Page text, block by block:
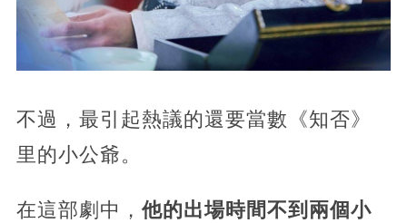
不過，最引起熱議的還要當數《知否》
里的小公爺。
在這部劇中， 他的出場時間不到兩個小